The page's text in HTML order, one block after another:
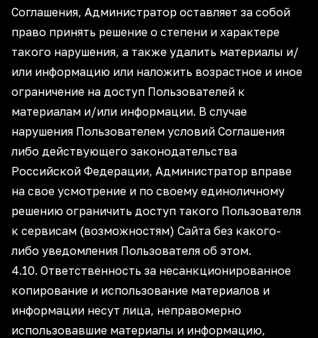
Соглашения, Администратор оставляет за собой
право принять решение о степени и характере
такого нарушения, а также удалить материалы и/
или информацию или наложить возрастное и иное
ограничение на доступ Пользователей к
материалам и/или информации. В случае
нарушения Пользователем условий Соглашения
либо действующего законодательства
Российской Федерации, Администратор вправе
на свое усмотрение и по своему единоличному
решению ограничить доступ такого Пользователя
к сервисам (возможностям) Сайта без какого-
либо уведомления Пользователя об этом.
4.10. Ответственность за несанкционированное
копирование и использование материалов и
информации несут лица, неправомерно
использовавшие материалы и информацию,